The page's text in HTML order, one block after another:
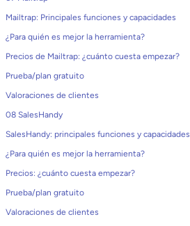
Mailtrap: Principales funciones y capacidades
¿Para quién es mejor la herramienta?
Precios de Mailtrap: ¿cuánto cuesta empezar?
Prueba/plan gratuito
Valoraciones de clientes
08 SalesHandy
SalesHandy: principales funciones y capacidades
¿Para quién es mejor la herramienta?
Precios: ¿cuánto cuesta empezar?
Prueba/plan gratuito
Valoraciones de clientes